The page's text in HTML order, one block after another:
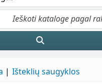
Išteklių saugyklos